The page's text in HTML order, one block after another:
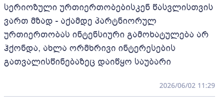
სერიოზული ურთიერთობებისკენ წასვლისთვის
ვართ მზად - აქამდე პარტნიორულ
ურთიერთობას ინტენსიური გამოხატულება არ
ჰქონდა, ახლა ორმხრივი ინტერესების
გათვალისწინებაზეც დაიწყო საუბარი
2026/06/02 11:29